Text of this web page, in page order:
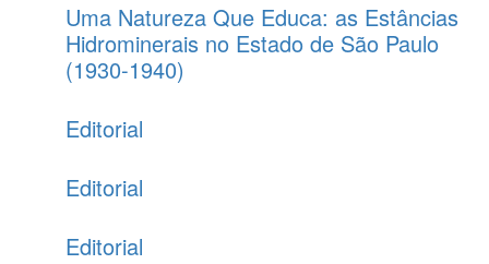
Uma Natureza Que Educa: as Estâncias
Hidrominerais no Estado de São Paulo
(1930-1940)
Editorial
Editorial
Editorial